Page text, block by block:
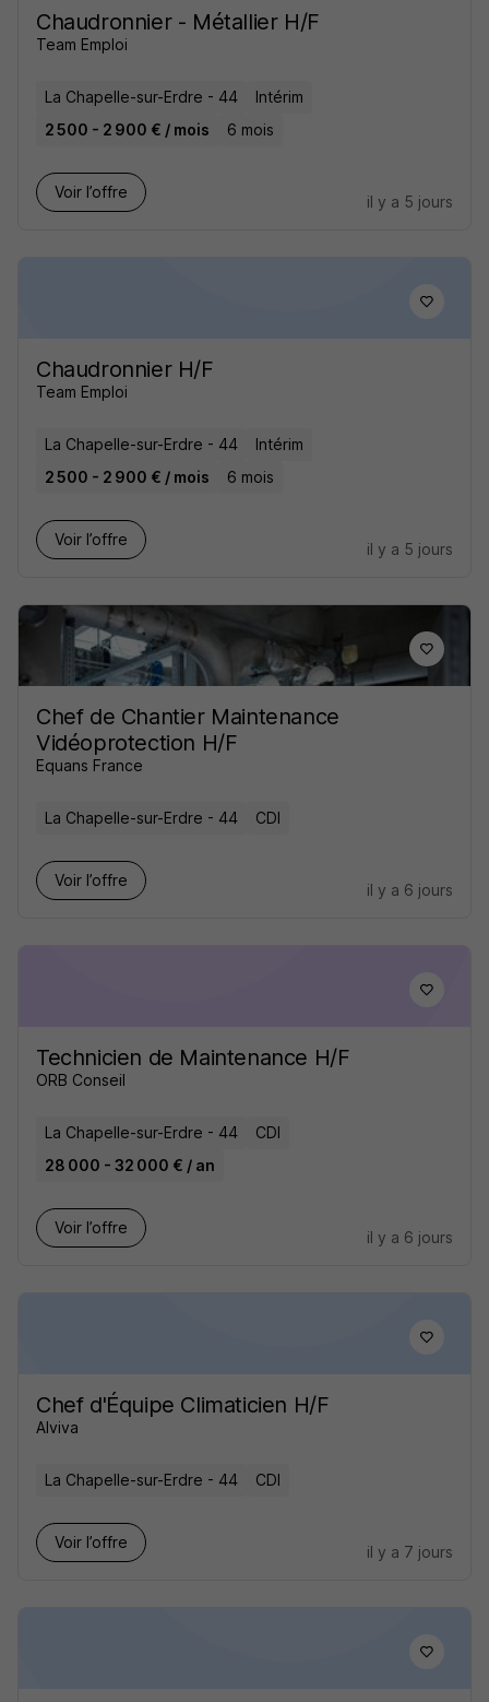
Chaudronnier - Métallier H/F
Team Emploi
La Chapelle-sur-Erdre - 44
Intérim
2 500 - 2 900 € / mois
6 mois
Voir l’offre
il y a 5 jours
Chaudronnier H/F
Team Emploi
La Chapelle-sur-Erdre - 44
Intérim
2 500 - 2 900 € / mois
6 mois
Voir l’offre
il y a 5 jours
Chef de Chantier Maintenance
Vidéoprotection H/F
Equans France
La Chapelle-sur-Erdre - 44 CDI
Voir l’offre
il y a 6 jours
Technicien de Maintenance H/F
ORB Conseil
La Chapelle-sur-Erdre - 44
CDI
28 000 - 32 000 € / an
Voir l’offre
il y a 6 jours
Chef d'Équipe Climaticien H/F
Alviva
La Chapelle-sur-Erdre - 44 CDI
Voir l’offre
il y a 7 jours